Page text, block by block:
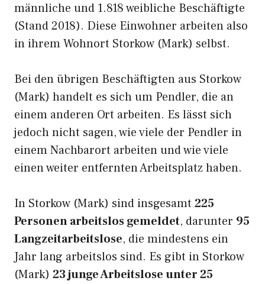
männliche und 1.818 weibliche Beschäftigte
(Stand 2018). Diese Einwohner arbeiten also
in ihrem Wohnort Storkow (Mark) selbst.
Bei den übrigen Beschäftigten aus Storkow
(Mark) handelt es sich um Pendler, die an
einem anderen Ort arbeiten. Es lässt sich
jedoch nicht sagen, wie viele der Pendler in
einem Nachbarort arbeiten und wie viele
einen weiter entfernten Arbeitsplatz haben.
In Storkow (Mark) sind insgesamt 225
Personen arbeitslos gemeldet, darunter 95
Langzeitarbeitslose, die mindestens ein
Jahr lang arbeitslos sind. Es gibt in Storkow
(Mark) 23 junge Arbeitslose unter 25